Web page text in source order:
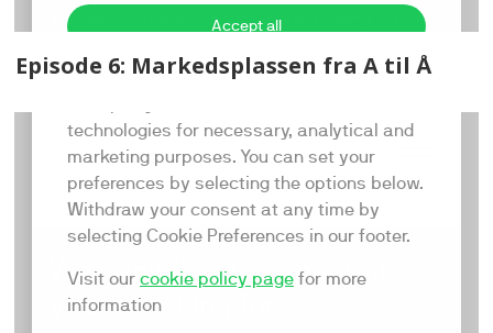
Episode 6: Markedsplassen fra A til Å